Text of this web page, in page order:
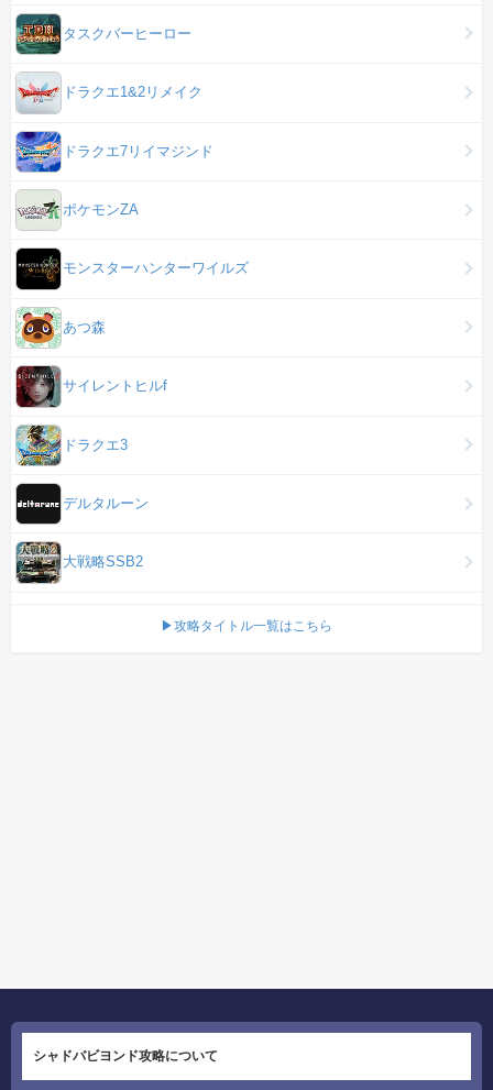
タスクバーヒーロー
ドラクエ1&2リメイク
ドラクエ7リイマジンド
ポケモンZA
モンスターハンターワイルズ
あつ森
サイレントヒルf
ドラクエ3
デルタルーン
大戦略SSB2
▶攻略タイトル一覧はこちら
シャドバビヨンド攻略について